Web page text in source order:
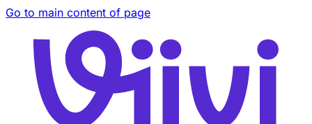
Go to main content of page